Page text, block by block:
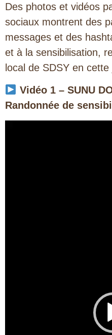
Des photos et vidéos
sociaux montrent des
messages et des
et à la sensibilisation,
local de SDSY en
Vidéo 1 – SUNU
Randonnée de